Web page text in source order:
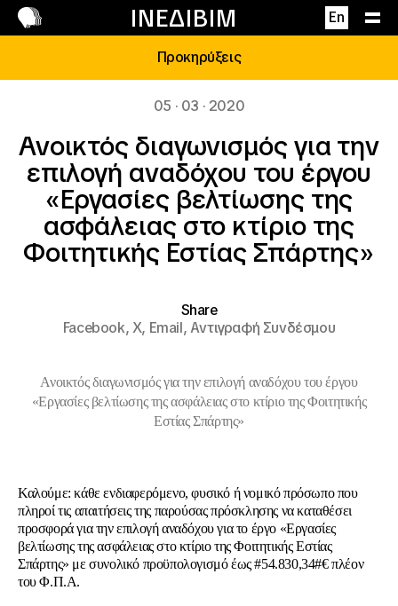
ΙΝΕΔΙΒΙΜ En
Επικοινωνία
Προκηρύξεις
05 · 03 · 2020
Ανοικτός διαγωνισμός για την
επιλογή αναδόχου του έργου
«Εργασίες βελτίωσης της
ασφάλειας στο κτίριο της
Φοιτητικής Εστίας Σπάρτης»
Share
Facebook,X, Email,Αντιγραφή Συνδέσμου
Ανοικτός διαγωνισμός για την επιλογή αναδόχου του έργου
«Εργασίες βελτίωσης της ασφάλειας στο κτίριο της Φοιτητικής
Εστίας Σπάρτης»
Καλούμε: κάθε ενδιαφερόμενο, φυσικό ή νομικό πρόσωπο που
πληροί τις απαιτήσεις της παρούσας πρόσκλησης να καταθέσει
προσφορά για την επιλογή αναδόχου για το έργο «Εργασίες
βελτίωσης της ασφάλειας στο κτίριο της Φοιτητικής Εστίας
Σπάρτης» με συνολικό προϋπολογισμό έως #54.830,34#€ πλέον
του Φ.Π.Α.